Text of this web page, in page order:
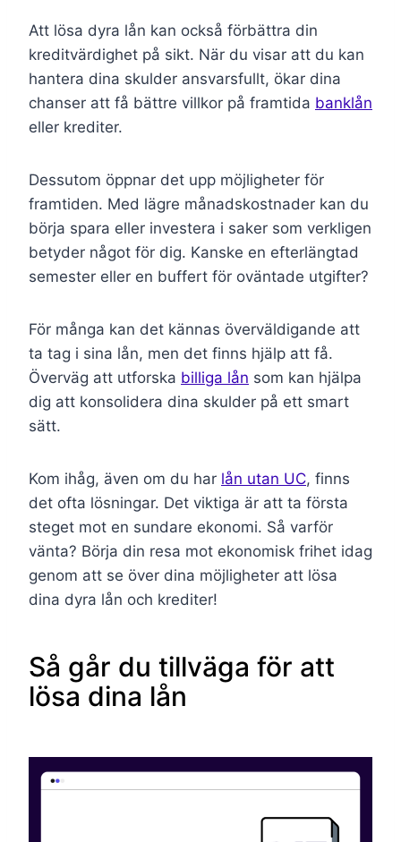
Att lösa dyra lån kan också förbättra din
kreditvärdighet på sikt. När du visar att du kan
hantera dina skulder ansvarsfullt, ökar dina
chanser att få bättre villkor på framtida banklån
eller krediter.
Dessutom öppnar det upp möjligheter för
framtiden. Med lägre månadskostnader kan du
börja spara eller investera i saker som verkligen
betyder något för dig. Kanske en efterlängtad
semester eller en buffert för oväntade utgifter?
För många kan det kännas överväldigande att
ta tag i sina lån, men det finns hjälp att få.
Överväg att utforska billiga lån som kan hjälpa
dig att konsolidera dina skulder på ett smart
sätt.
Kom ihåg, även om du har lån utan UC, finns
det ofta lösningar. Det viktiga är att ta första
steget mot en sundare ekonomi. Så varför
vänta? Börja din resa mot ekonomisk frihet idag
genom att se över dina möjligheter att lösa
dina dyra lån och krediter!
Så går du tillväga för att
lösa dina lån